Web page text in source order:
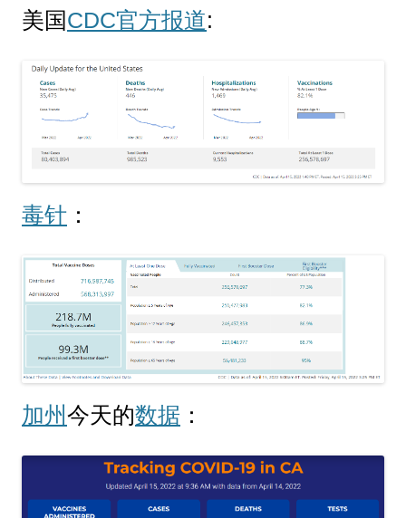
美国CDC官方报道:
毒针 ：
加州今天的数据 ：